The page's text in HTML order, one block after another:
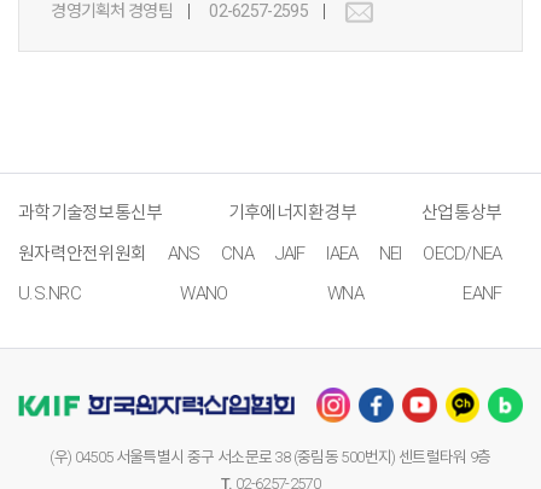
경영기획처 경영팀 02-6257-2595
과학기술정보통신부 기후에너지환경부
산업통상부
원자력안전위원회
ANS CNA JAIF IAEA NEI
OECD/NEA
U.S.NRC
WANO WNA EANF
(우) 04505 서울특별시 중구 서소문로 38 (중림동 500번지) 센트럴타워 9층
T. 02-6257-2570